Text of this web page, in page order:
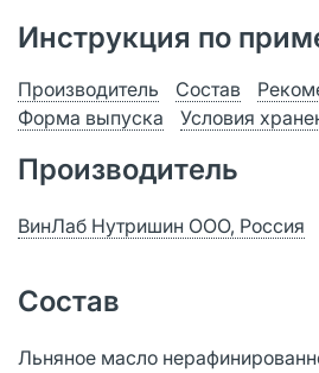
Инструкция по
Производитель Состав
Форма выпуска
Условия
Производитель
ВинЛаб Нутришин ООО, Россия
Состав
Льняное масло